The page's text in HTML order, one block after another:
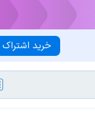
خرید اشتراک